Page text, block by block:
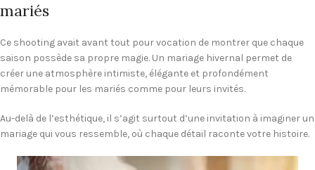
mariés
Ce shooting avait avant tout pour vocation de montrer que chaque
saison possède sa propre magie. Un mariage hivernal permet de
créer une atmosphère intimiste, élégante et profondément
mémorable pour les mariés comme pour leurs invités.
Au-delà de l’esthétique, il s’agit surtout d’une invitation à imaginer un
mariage qui vous ressemble, où chaque détail raconte votre histoire.